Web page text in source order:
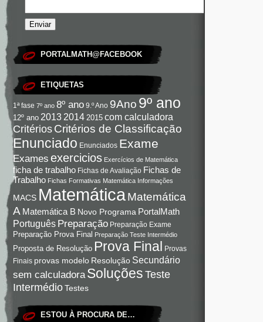
PORTALMATH@FACEBOOK
ETIQUETAS
1ª fase 7º ano 8º ano 9.º Ano 9Ano 9º ano
12º ano 2013 2014 2015 com calculadora
Critérios Critérios de Classificação
Enunciado Enunciados Exame
Exames exercicios Exercícios de Matemática
ficha de trabalho Fichas de Avaliação Fichas de
Trabalho Fichas Formativas Matemática Informações
MACS Matemática Matemática
A Matemática B Novo Programa PortalMath
Português Preparação Preparação Exame
Preparação Prova Final Preparação Teste Intermédio
Proposta de Resolução Prova Final Provas
Finais provas modelo Resolução Secundário
sem calculadora Soluções Teste
IntermédioTestes
ESTOU À PROCURA DE…